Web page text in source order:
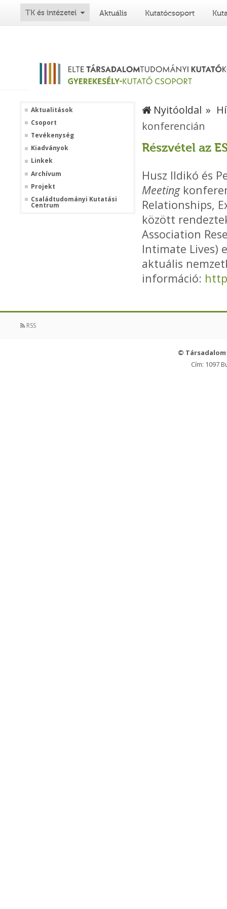
TK és intézetei Aktuális Kutatócsoport
Aktualitások
Csoport
Tevékenység
Kiadványok
Linkek
Archívum
Projekt
Családtudományi Kutatási
Centrum
Nyitóoldal
konferencián
Részvétel az
Husz Ildikó és
Meeting
Relationships,
között
Association
Intimate Lives)
aktuális
információ:
RSS
©
Cím: 1097